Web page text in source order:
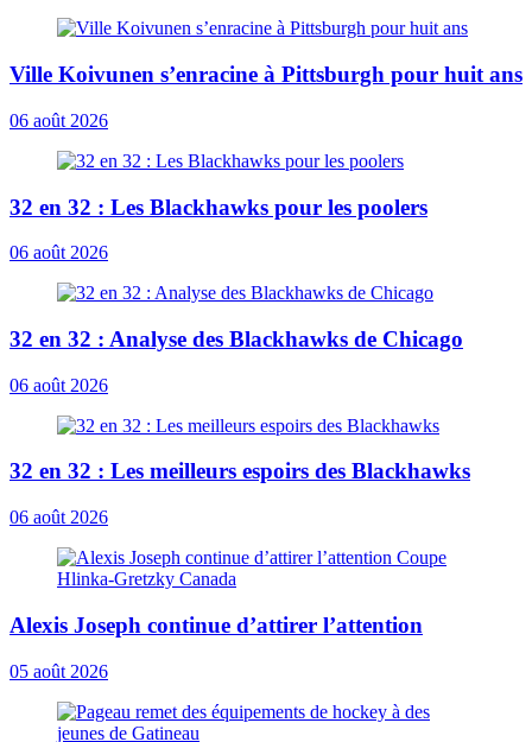
Ville Koivunen s’enracine à Pittsburgh pour huit ans
06 août 2026
32 en 32 : Les Blackhawks pour les poolers
06 août 2026
32 en 32 : Analyse des Blackhawks de Chicago
06 août 2026
32 en 32 : Les meilleurs espoirs des Blackhawks
06 août 2026
Alexis Joseph continue d’attirer l’attention
05 août 2026